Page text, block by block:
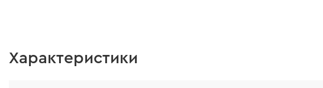
Характеристики